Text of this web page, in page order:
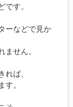
です。
ーなどで見か
ません。
れば、
す。